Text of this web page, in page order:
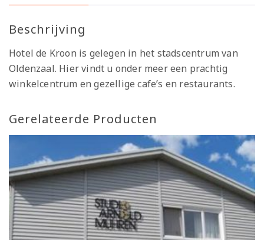
Beschrijving
Hotel de Kroon is gelegen in het stadscentrum van
Oldenzaal. Hier vindt u onder meer een prachtig
winkelcentrum en gezellige cafe’s en restaurants.
Gerelateerde Producten